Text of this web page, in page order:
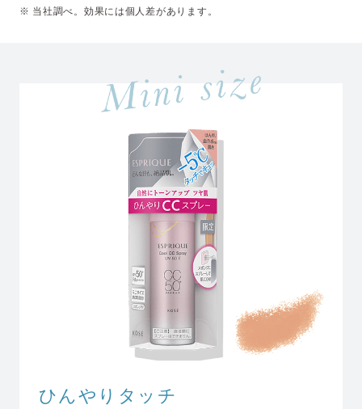
※ 当社調べ。効果には個人差があります。
ひんやりタッチ